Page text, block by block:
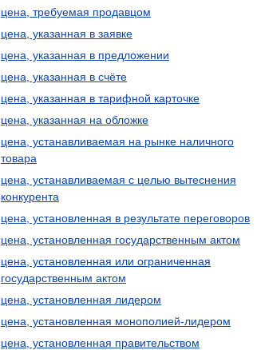
цена, требуемая продавцом
цена, указанная в заявке
цена, указанная в предложении
цена, указанная в счёте
цена, указанная в тарифной карточке
цена, указанная на обложке
цена, устанавливаемая на рынке наличного
товара
цена, устанавливаемая с целью вытеснения
конкурента
цена, установленная в результате переговоров
цена, установленная государственным актом
цена, установленная или ограниченная
государственным актом
цена, установленная лидером
цена, установленная монополией-лидером
цена, установленная правительством